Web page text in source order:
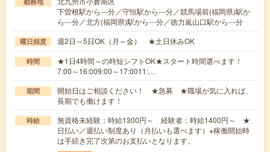
下曽根駅から---分／守恒駅から---分／競馬場前(福岡県)駅か
ら---分／北方(福岡県)駅から---分／徳力嵐山口駅から---分
曜日頻度 週2日～5日OK（月～金） ★土日休みOK
時間
★1日4時間～の時短シフトOK★スタート時間選べます！
7:00～16:009:00～17:0011:…
期間
開始日はご相談ください！ ★急募 ★職場が気に入れば、
長期でも働けます！
時給
無資格未経験：時給1300円～ 経験者：時給1400円～ ★
日払い／週払い制度あり（月払いも選べます）※稼働開始時
は手続き完了次第のお支払いとなります。